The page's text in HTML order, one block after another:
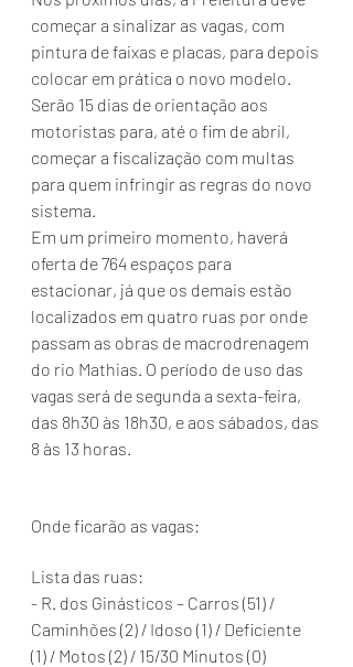
começar a sinalizar as vagas, com
pintura de faixas e placas, para depois
colocar em prática o novo modelo.
Serão 15 dias de orientação aos
motoristas para, até o fim de abril,
começar a fiscalização com multas
para quem infringir as regras do novo
sistema.
Em um primeiro momento, haverá
oferta de 764 espaços para
estacionar, já que os demais estão
localizados em quatro ruas por onde
passam as obras de macrodrenagem
do rio Mathias. O período de uso das
vagas será de segunda a sexta-feira,
das 8h30 às 18h30, e aos sábados, das
8 às 13 horas.
Onde ficarão as vagas:
Lista das ruas:
- R. dos Ginásticos – Carros (51) /
Caminhões (2) / Idoso (1) / Deficiente
(1) / Motos (2) / 15/30 Minutos (0)